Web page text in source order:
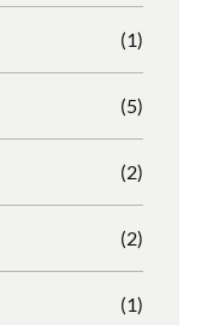
(1)
(5)
(2)
(2)
(1)